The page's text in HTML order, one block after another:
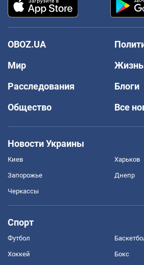
OBOZ.UA
Мир
Жизнь
Расследования
Блоги
Общество
Все
Новости Украины
Киев Харьков
Запорожье Днепр
Черкассы
Спорт
Футбол
Хоккей Бокс